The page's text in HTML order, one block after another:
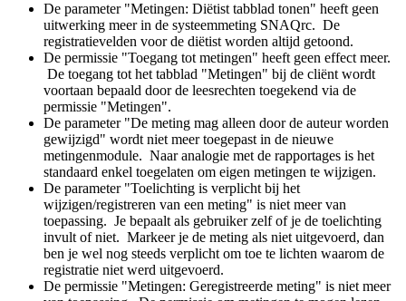
De parameter "Metingen: Diëtist tabblad tonen" heeft geen
uitwerking meer in de systeemmeting SNAQrc. De
registratievelden voor de diëtist worden altijd getoond.
De permissie "Toegang tot metingen" heeft geen effect meer.
De toegang tot het tabblad "Metingen" bij de cliënt wordt
voortaan bepaald door de leesrechten toegekend via de
permissie "Metingen".
De parameter "De meting mag alleen door de auteur worden
gewijzigd" wordt niet meer toegepast in de nieuwe
metingenmodule. Naar analogie met de rapportages is het
standaard enkel toegelaten om eigen metingen te wijzigen.
De parameter "Toelichting is verplicht bij het
wijzigen/registreren van een meting" is niet meer van
toepassing. Je bepaalt als gebruiker zelf of je de toelichting
invult of niet. Markeer je de meting als niet uitgevoerd, dan
ben je wel nog steeds verplicht om toe te lichten waarom de
registratie niet werd uitgevoerd.
De permissie "Metingen: Geregistreerde meting" is niet meer